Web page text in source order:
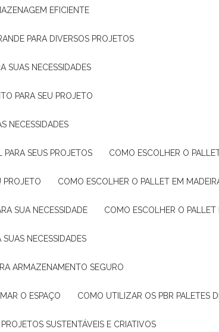
EFICIENTE
PARA DIVERSOS PROJETOS
SUAS NECESSIDADES
PARA SEU PROJETO
NECESSIDADES
PARA SEUS PROJETOS COMO ESCOLHER O
PROJETO COMO ESCOLHER O PALLET EM
SUA NECESSIDADE COMO ESCOLHER O
NECESSIDADES
ARMAZENAMENTO SEGURO
O ESPAÇO COMO UTILIZAR OS PBR PALETES
SUSTENTÁVEIS E CRIATIVOS